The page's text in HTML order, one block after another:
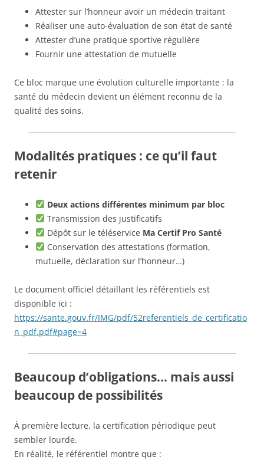
Attester sur l’honneur avoir un médecin traitant
Réaliser une auto-évaluation de son état de santé
Attester d’une pratique sportive régulière
Fournir une attestation de mutuelle
Ce bloc marque une évolution culturelle importante : la
santé du médecin devient un élément reconnu de la
qualité des soins.
Modalités pratiques : ce qu’il faut
retenir
Deux actions différentes minimum par bloc
Transmission des justificatifs
Dépôt sur le téléservice Ma Certif Pro Santé
Conservation des attestations (formation,
mutuelle, déclaration sur l’honneur…)
Le document officiel détaillant les référentiels est
disponible ici :
https://sante.gouv.fr/IMG/pdf/52referentiels_de_certificatio
n_pdf.pdf#page=4
Beaucoup d’obligations… mais aussi
beaucoup de possibilités
À première lecture, la certification périodique peut
sembler lourde.
En réalité, le référentiel montre que :